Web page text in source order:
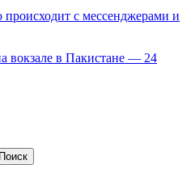
с мессенджерами и
вокзале в Пакистане — 24